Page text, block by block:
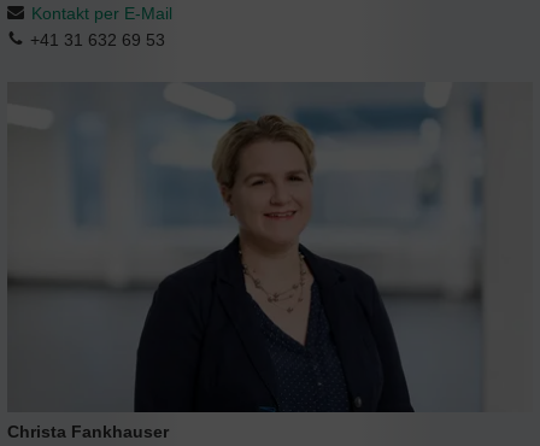
Kontakt per E-Mail
+41 31 632 69 53
Christa Fankhauser